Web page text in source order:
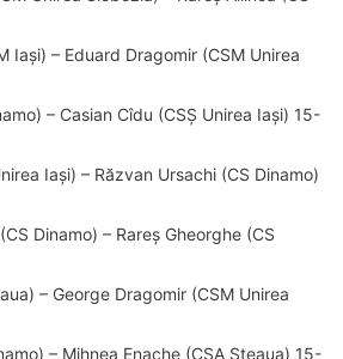
Iași) – Eduard Dragomir (CSM Unirea
– Casian Cîdu (CSȘ Unirea Iași) 15-
Iași) – Răzvan Ursachi (CS Dinamo)
Dinamo) – Rareș Gheorghe (CS
– George Dragomir (CSM Unirea
– Mihnea Enache (CSA Steaua) 15-